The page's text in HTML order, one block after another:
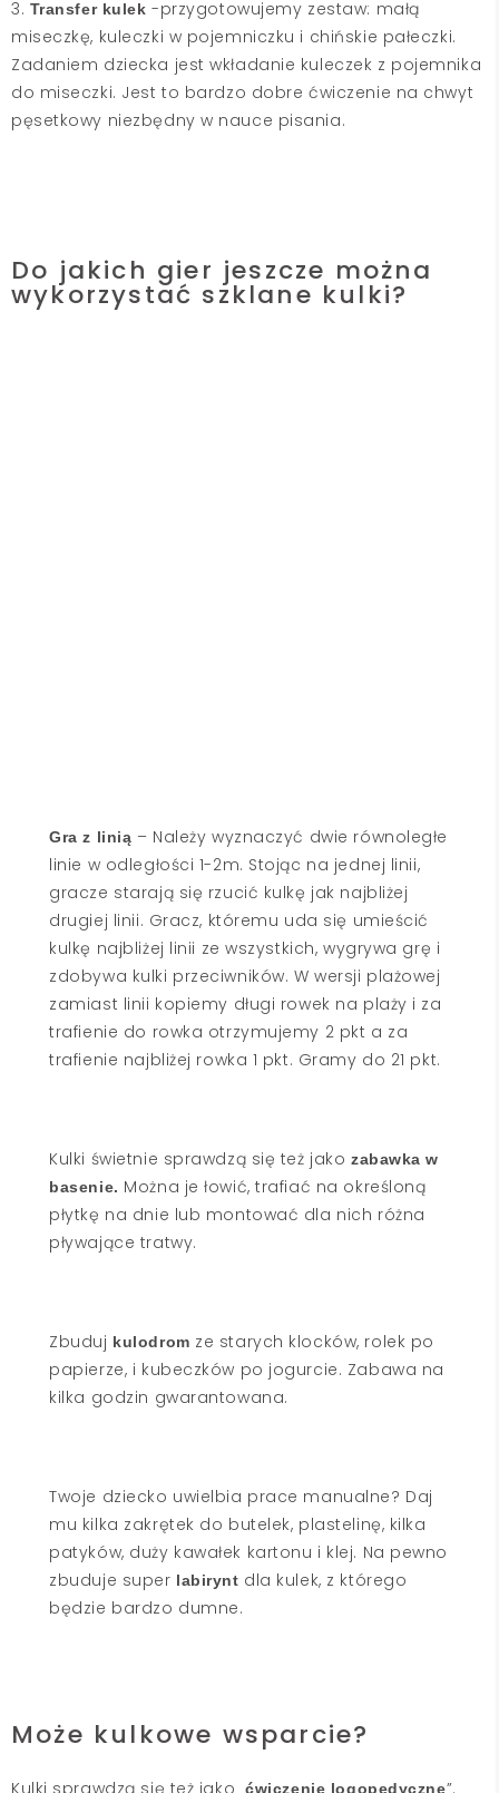
3. Transfer kulek -przygotowujemy zestaw: małą
miseczkę, kuleczki w pojemniczku i chińskie pałeczki.
Zadaniem dziecka jest wkładanie kuleczek z pojemnika
do miseczki. Jest to bardzo dobre ćwiczenie na chwyt
pęsetkowy niezbędny w nauce pisania.
Do jakich gier jeszcze można
wykorzystać szklane kulki?
Gra z linią – Należy wyznaczyć dwie równoległe
linie w odległości 1-2m. Stojąc na jednej linii,
gracze starają się rzucić kulkę jak najbliżej
drugiej linii. Gracz, któremu uda się umieścić
kulkę najbliżej linii ze wszystkich, wygrywa grę i
zdobywa kulki przeciwników. W wersji plażowej
zamiast linii kopiemy długi rowek na plaży i za
trafienie do rowka otrzymujemy 2 pkt a za
trafienie najbliżej rowka 1 pkt. Gramy do 21 pkt.
Kulki świetnie sprawdzą się też jako zabawka w
basenie. Można je łowić, trafiać na określoną
płytkę na dnie lub montować dla nich różna
pływające tratwy.
Zbuduj kulodrom ze starych klocków, rolek po
papierze, i kubeczków po jogurcie. Zabawa na
kilka godzin gwarantowana.
Twoje dziecko uwielbia prace manualne? Daj
mu kilka zakrętek do butelek, plastelinę, kilka
patyków, duży kawałek kartonu i klej. Na pewno
zbuduje super labirynt dla kulek, z którego
będzie bardzo dumne.
Może kulkowe wsparcie?
Kulki sprawdzą się też jako „ćwiczenie logopedyczne”.